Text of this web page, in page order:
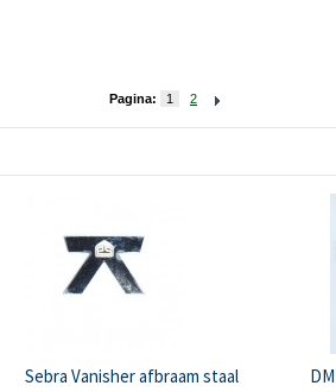
Pagina: 1 2
Sebra Vanisher afbraam staal